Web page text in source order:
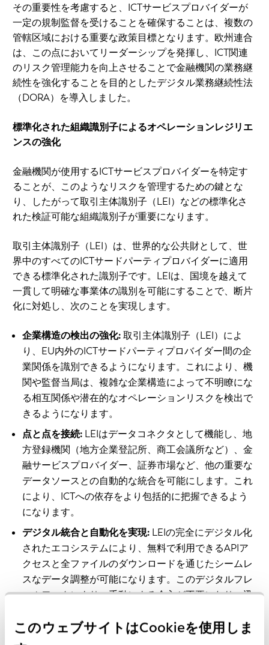
このウェブサイトはCookieを使用しま
その重要性を考慮すると、ICTサービスプロバイダーが
一定の規制監督を受けることを確保することは、複数の
管轄区域における重要な政策目標となります。欧州連合
は、この点においてリーダーシップを発揮し、ICT関連
のリスク管理能力を向上させることで金融機関の業務継
続性を強化することを目的としたデジタル業務継続性法
（DORA）を導入しました。
標準化された組織識別子によるオペレーションレジリエ
ンスの強化
金融機関が使用するICTサービスプロバイダーを特定す
ることが、このようなリスクを管理するための鍵とな
り、したがって取引主体識別子（LEI）などの標準化さ
れた検証可能な組織識別子が重要になります。
取引主体識別子（LEI）は、世界的な公共財として、世
界中のすべてのICTサードパーティプロバイダーに適用
できる標準化された識別子です。LEIは、国境を越えて
一貫して明確な事業体の識別を可能にすることで、断片
化に対処し、次のことを実現します。
企業構造の検出の強化:取引主体識別子（LEI）によ
り、EU内外のICTサードパーティプロバイダー間の企
業関係を識別できるようになります。これにより、機
関や監督当局は、複雑な企業構造によって不明瞭にな
る相互関係や潜在的なオペレーションリスクを検出で
きるようになります。
点と点を接続: LEIはデータコネクタとして機能し、地
方登録機関（地方企業登記所、商工会議所など）、金
融サービスプロバイダー、証券市場など、他の重要な
データソースとの自動的な統合を可能にします。これ
により、ICTへの依存をより包括的に把握できるよう
になります。
デジタル統合と自動化を実現: LEIの完全にデジタル化
されたエコシステムにより、無料で利用できるAPIア
クセスと全ファイルのダウンロードを通じたシームレ
スなデータ調整が可能になります。このデジタルフレ
ームワークにより、手動による介入が不要になり、迅
ICTへの依存を監視し、より情報に基づいた意思決定
を行うために必要なツールが機関や監督当局に提供さ